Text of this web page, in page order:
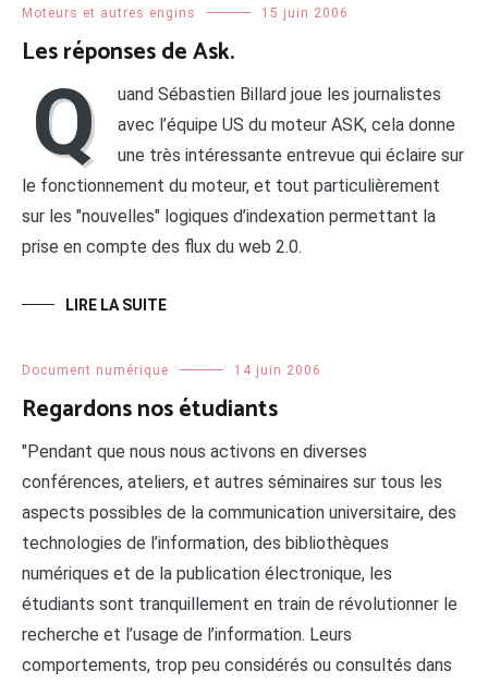
Moteurs et autres engins 15 juin 2006
Les réponses de Ask.
Q
uand Sébastien Billard joue les journalistes
avec l’équipe US du moteur ASK, cela donne
une très intéressante entrevue qui éclaire sur
le fonctionnement du moteur, et tout particulièrement
sur les "nouvelles" logiques d’indexation permettant la
prise en compte des flux du web 2.0.
LIRE LA SUITE
Document numérique 14 juin 2006
Regardons nos étudiants
"Pendant que nous nous activons en diverses
conférences, ateliers, et autres séminaires sur tous les
aspects possibles de la communication universitaire, des
technologies de l’information, des bibliothèques
numériques et de la publication électronique, les
étudiants sont tranquillement en train de révolutionner le
recherche et l’usage de l’information. Leurs
comportements, trop peu considérés ou consultés dans